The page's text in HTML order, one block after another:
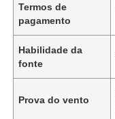
Termos de
pagamento
Habilidade da
fonte
Prova do vento